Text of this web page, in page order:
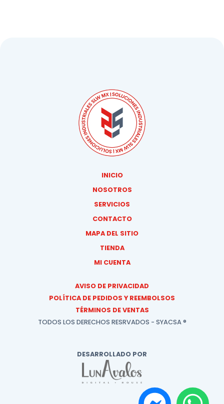
INICIO
NOSOTROS
SERVICIOS
CONTACTO
MAPA DEL SITIO
TIENDA
MI CUENTA
AVISO DE PRIVACIDAD
POLÍTICA DE PEDIDOS Y REEMBOLSOS
TÉRMINOS DE VENTAS
TODOS LOS DERECHOS RESRVADOS - SYACSA ®
DESARROLLADO POR